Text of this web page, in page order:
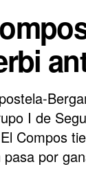
I de
Compos
pasa por